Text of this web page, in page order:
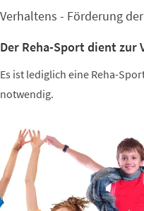
Verhaltens - Förderung
Der Reha-Sport dient zur
Es ist lediglich eine Reha-
notwendig.